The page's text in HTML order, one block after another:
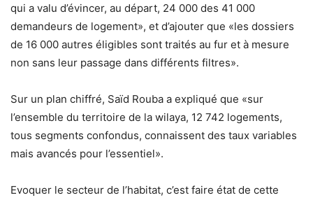
qui a valu d’évincer, au départ, 24 000 des 41 000
demandeurs de logement», et d’ajouter que «les dossiers
de 16 000 autres éligibles sont traités au fur et à mesure
non sans leur passage dans différents filtres».
Sur un plan chiffré, Saïd Rouba a expliqué que «sur
l’ensemble du territoire de la wilaya, 12 742 logements,
tous segments confondus, connaissent des taux variables
mais avancés pour l’essentiel».
Evoquer le secteur de l’habitat, c’est faire état de cette